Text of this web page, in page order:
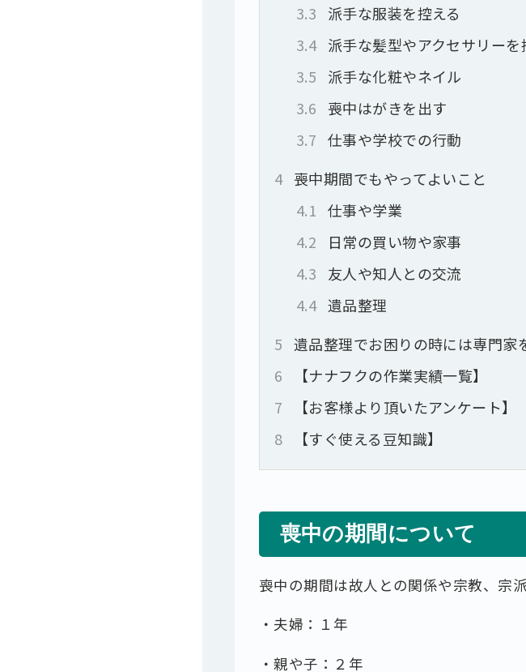
3.3
派手な服装を控える
3.4 派手な髪型やアクセサリーを
3.5
派手な化粧やネイル
3.6 喪中はがきを出す
3.7 仕事や学校での行動
4 喪中期間でもやってよいこと
4.1 仕事や学業
4.2
日常の買い物や家事
4.3
友人や知人との交流
4.4 遺品整理
5 遺品整理でお困りの時には専門家
6
【ナナフクの作業実績一覧】
7
【お客様より頂いたアンケート】
8
【すぐ使える豆知識】
喪中の期間について
喪中の期間は故人との関係や宗教、宗
・夫婦：１年
・親や子：２年